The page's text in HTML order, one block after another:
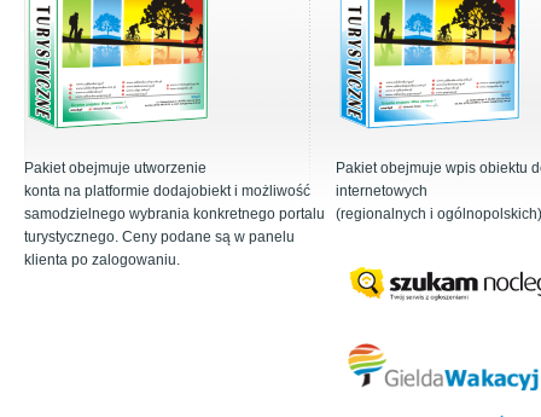
Pakiet obejmuje utworzenie
konta na platformie dodajobiekt i możliwość
samodzielnego wybrania konkretnego portalu
turystycznego. Ceny podane są w panelu
klienta po zalogowaniu.
Pakiet obejmuje wpis obiektu
internetowych
(regionalnych i ogólnopolskich)